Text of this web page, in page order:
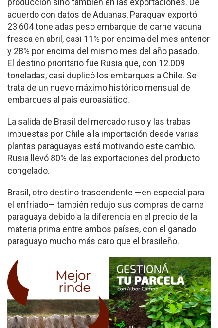
producción sino también en las exportaciones. De
acuerdo con datos de Aduanas, Paraguay exportó
23.604 toneladas peso embarque de carne vacuna
fresca en abril, casi 11% por encima del mes anterior
y 28% por encima del mismo mes del año pasado.
El destino prioritario fue Rusia que, con 12.009
toneladas, casi duplicó los embarques a Chile. Se
trata de un nuevo máximo histórico mensual de
embarques al país euroasiático.
La salida de Brasil del mercado ruso y las trabas
impuestas por Chile a la importación desde varias
plantas paraguayas está motivando este cambio.
Rusia llevó 80% de las exportaciones del producto
congelado.
Brasil, otro destino trascendente —en especial para
el enfriado— también redujo sus compras de carne
paraguaya debido a la diferencia en el precio de la
materia prima entre ambos países, con el ganado
paraguayo mucho más caro que el brasileño.